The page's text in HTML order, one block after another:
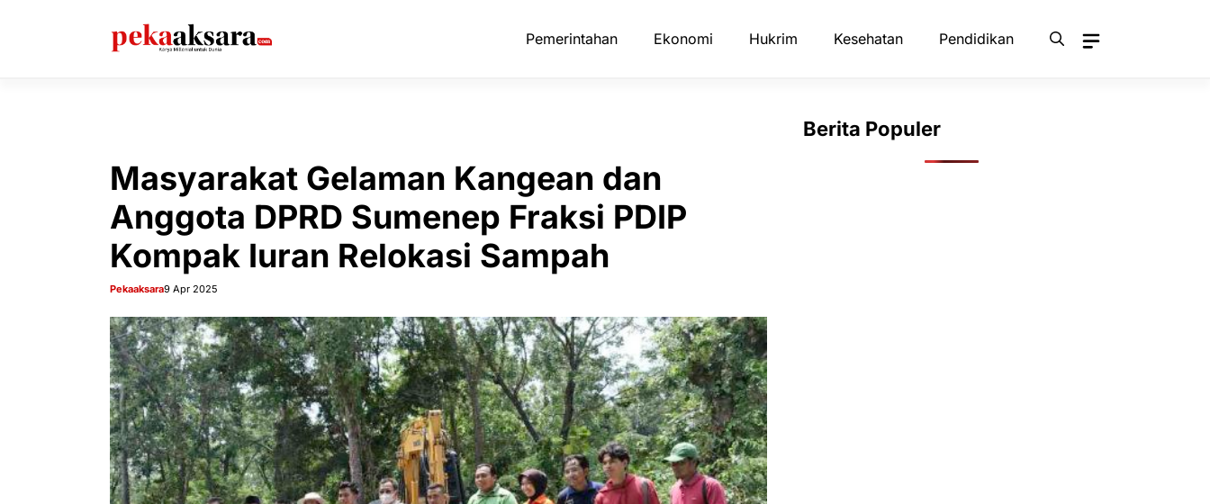
Pemerintahan Ekonomi Hukrim Kesehatan Pendidikan
Masyarakat Gelaman Kangean dan
Anggota DPRD Sumenep Fraksi PDIP
Kompak Iuran Relokasi Sampah
Pekaaksara9 Apr 2025
Berita Populer